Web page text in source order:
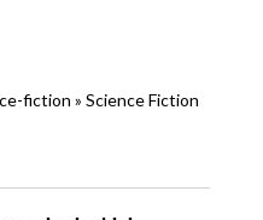
fiction » Science Fiction